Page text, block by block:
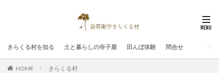
きらくる村を知る 土と暮らしの寺子屋 田んぼ体験 問合せ
HOME きらくる村